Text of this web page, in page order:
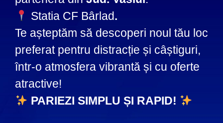
Statia CF Bârlad.
Te așteptăm să descoperi noul tău loc
preferat pentru distracție și câștiguri,
într-o atmosfera vibrantă și cu oferte
atractive!
PARIEZI SIMPLU ȘI RAPID!